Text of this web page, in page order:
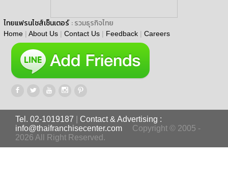
ไทยแฟรนไชส์เซ็นเตอร์ : รวมธุรกิจไทย
Home | About Us | Contact Us | Feedback | Careers
Tel. 02-1019187
Contact & Advertising :
info@thaifranchisecenter.com
Copyright © 2005 -
2026 All Right Reserved.